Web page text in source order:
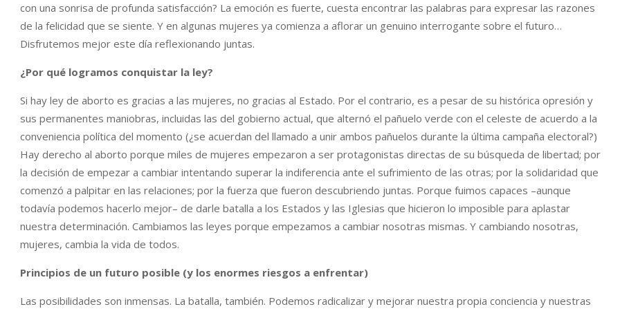
con una sonrisa de profunda satisfacción? La emoción es fuerte, cuesta encontrar las palabras para expresar las razones
de la felicidad que se siente. Y en algunas mujeres ya comienza a aflorar un genuino interrogante sobre el futuro…
Disfrutemos mejor este día reflexionando juntas.
¿Por qué logramos conquistar la ley?
Si hay ley de aborto es gracias a las mujeres, no gracias al Estado. Por el contrario, es a pesar de su histórica opresión y
sus permanentes maniobras, incluidas las del gobierno actual, que alternó el pañuelo verde con el celeste de acuerdo a la
conveniencia política del momento (¿se acuerdan del llamado a unir ambos pañuelos durante la última campaña electoral?)
Hay derecho al aborto porque miles de mujeres empezaron a ser protagonistas directas de su búsqueda de libertad; por
la decisión de empezar a cambiar intentando superar la indiferencia ante el sufrimiento de las otras; por la solidaridad que
comenzó a palpitar en las relaciones; por la fuerza que fueron descubriendo juntas. Porque fuimos capaces –aunque
todavía podemos hacerlo mejor– de darle batalla a los Estados y las Iglesias que hicieron lo imposible para aplastar
nuestra determinación. Cambiamos las leyes porque empezamos a cambiar nosotras mismas. Y cambiando nosotras,
mujeres, cambia la vida de todos.
Principios de un futuro posible (y los enormes riesgos a enfrentar)
Las posibilidades son inmensas. La batalla, también. Podemos radicalizar y mejorar nuestra propia conciencia y nuestras